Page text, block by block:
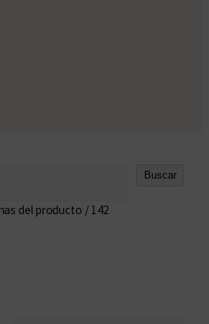
Buscar
del producto / 142